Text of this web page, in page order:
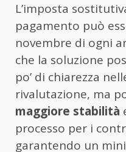
L’imposta
pagamento può
novembre di ogni
che la soluzione
po’ di chiarezza
rivalutazione, ma
maggiore stabilità
processo per i
garantendo un